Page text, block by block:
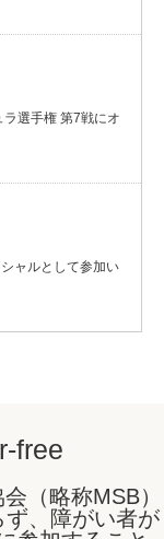
選手権 第7戦にオ
ャルとして参加い
free
（略称MSB）
、障がい者が